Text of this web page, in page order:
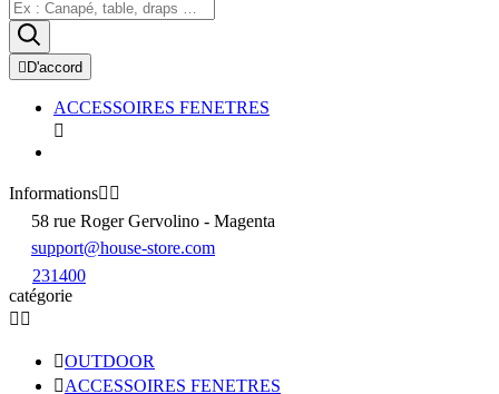
 D'accord
ACCESSOIRES FENETRES

Informations 
58 rue Roger Gervolino - Magenta
support@house-store.com
231400
catégorie
 
OUTDOOR
ACCESSOIRES FENETRES